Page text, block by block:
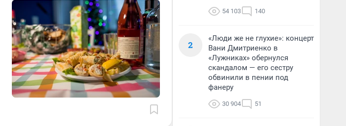
54 103 140
2
«Люди же не глухие»: концерт
Вани Дмитриенко в
«Лужниках» обернулся
скандалом — его сестру
обвинили в пении под
фанеру
30 904 51